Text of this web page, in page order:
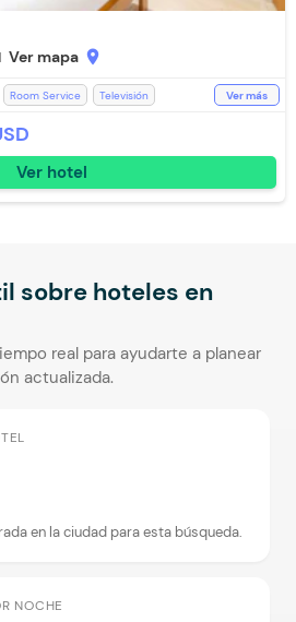
Ver mapa location_on
Room Service
Televisión
Silla Escritorio
Teléfono
Ver más
Ver hotel
sobre hoteles en
real para ayudarte a planear
actualizada.
en la ciudad para esta búsqueda.
NOCHE